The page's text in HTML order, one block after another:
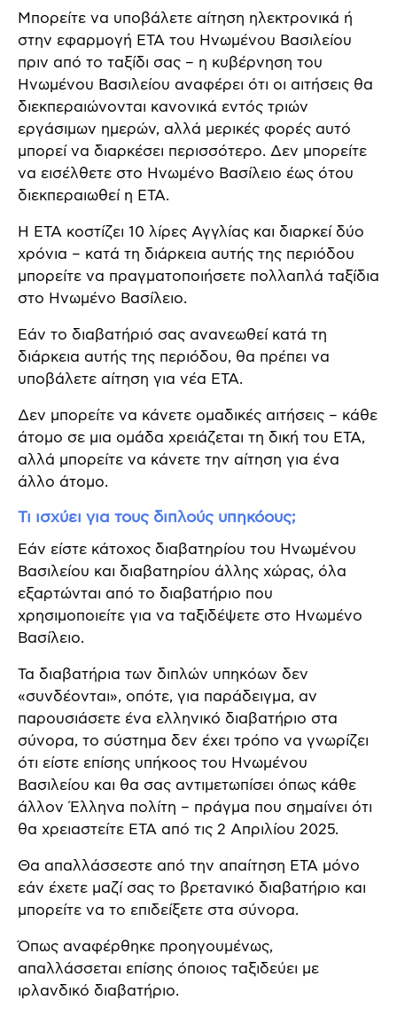
Μπορείτε να υποβάλετε αίτηση ηλεκτρονικά ή
στην εφαρμογή ETA του Ηνωμένου Βασιλείου
πριν από το ταξίδι σας – η κυβέρνηση του
Ηνωμένου Βασιλείου αναφέρει ότι οι αιτήσεις θα
διεκπεραιώνονται κανονικά εντός τριών
εργάσιμων ημερών, αλλά μερικές φορές αυτό
μπορεί να διαρκέσει περισσότερο. Δεν μπορείτε
να εισέλθετε στο Ηνωμένο Βασίλειο έως ότου
διεκπεραιωθεί η ETA.
Η ETA κοστίζει 10 λίρες Αγγλίας και διαρκεί δύο
χρόνια – κατά τη διάρκεια αυτής της περιόδου
μπορείτε να πραγματοποιήσετε πολλαπλά ταξίδια
στο Ηνωμένο Βασίλειο.
Εάν το διαβατήριό σας ανανεωθεί κατά τη
διάρκεια αυτής της περιόδου, θα πρέπει να
υποβάλετε αίτηση για νέα ETA.
Δεν μπορείτε να κάνετε ομαδικές αιτήσεις – κάθε
άτομο σε μια ομάδα χρειάζεται τη δική του ETA,
αλλά μπορείτε να κάνετε την αίτηση για ένα
άλλο άτομο.
Τι ισχύει για τους διπλούς υπηκόους;
Εάν είστε κάτοχος διαβατηρίου του Ηνωμένου
Βασιλείου και διαβατηρίου άλλης χώρας, όλα
εξαρτώνται από το διαβατήριο που
χρησιμοποιείτε για να ταξιδέψετε στο Ηνωμένο
Βασίλειο.
Τα διαβατήρια των διπλών υπηκόων δεν
«συνδέονται», οπότε, για παράδειγμα, αν
παρουσιάσετε ένα ελληνικό διαβατήριο στα
σύνορα, το σύστημα δεν έχει τρόπο να γνωρίζει
ότι είστε επίσης υπήκοος του Ηνωμένου
Βασιλείου και θα σας αντιμετωπίσει όπως κάθε
άλλον Έλληνα πολίτη – πράγμα που σημαίνει ότι
θα χρειαστείτε ETA από τις 2 Απριλίου 2025.
Θα απαλλάσσεστε από την απαίτηση ETA μόνο
εάν έχετε μαζί σας το βρετανικό διαβατήριο και
μπορείτε να το επιδείξετε στα σύνορα.
Όπως αναφέρθηκε προηγουμένως,
απαλλάσσεται επίσης όποιος ταξιδεύει με
ιρλανδικό διαβατήριο.